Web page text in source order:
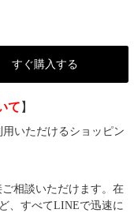
すぐ購入する
て 】
いただけるショッピン
相談いただけます。在
、すべてLINEで迅速に